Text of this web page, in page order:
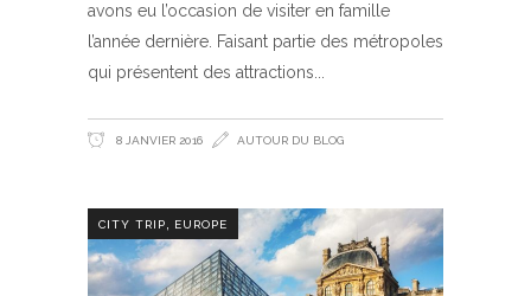
avons eu l’occasion de visiter en famille
l’année dernière. Faisant partie des métropoles
qui présentent des attractions
8 JANVIER 2016 AUTOUR DU BLOG
CITY TRIP, EUROPE